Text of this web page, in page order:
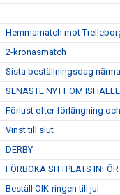
Hemmamatch mot
2-kronasmatch
Sista beställningsdag
SENASTE NYTT OM
Förlust efter förlängning
Vinst till slut
DERBY
FÖRBOKA SITTPLATS
Beställ OIK-ringen till jul